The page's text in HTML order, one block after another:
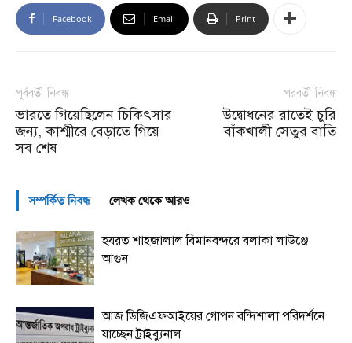
Facebook Email Print
পূর্ববর্তী নিবন্ধ
ভারতে গিয়েছিলেন চিকিৎসার
জন্য, কাশ্মীরে বেড়াতে গিয়ে
সব শেষ
পরবর্তী নিবন্ধ
উদ্বোধনের রাতেই চুরি
বাঁকখালী সেতুর বাতি
সম্পর্কিত নিবন্ধ লেখক থেকে আরও
হযরত শাহজালাল বিমানবন্দরে বলাকা লাউঞ্জে
আগুন
আজ ডিজিএফআইয়ের গোপন বন্দিশালা পরিদর্শনে
যাচ্ছেন ট্রাইব্যুনাল